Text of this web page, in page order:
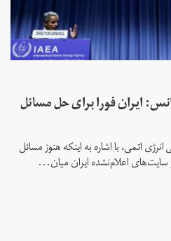
ایران فورا برای حل مسائل
اتمی، با اشاره به اینکه هنوز مسائل
سایت‌های اعلام‌نشده ایران میان...